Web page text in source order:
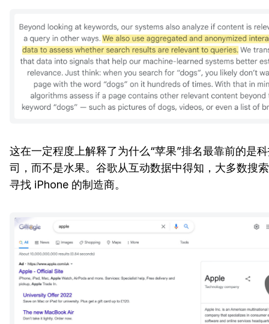
这在一定程度上解释了为什么“苹果”排名最靠前的是
司，而不是水果。谷歌从互动数据中得知，大多数搜
寻找 iPhone 的制造商。